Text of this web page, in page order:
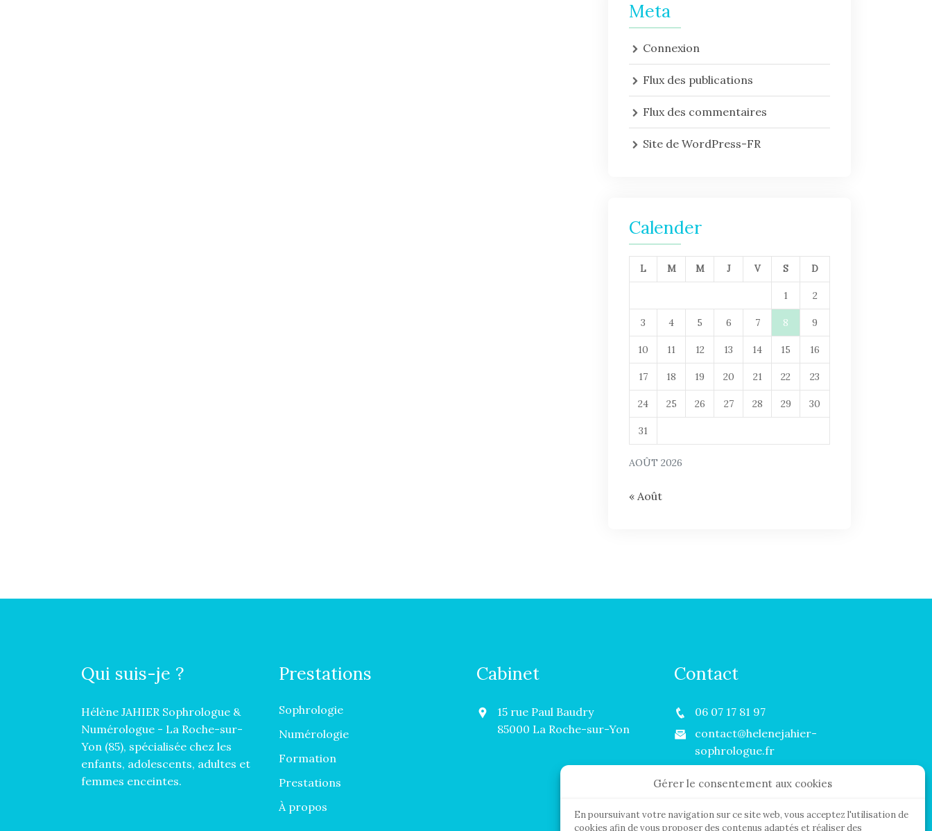
Gérer le consentement aux cookies
En poursuivant votre navigation sur ce site web, vous acceptez l'utilisation de
cookies afin de vous proposer des contenus adaptés et réaliser des
Meta
Connexion
Flux des publications
Flux des commentaires
Site de WordPress-FR
Calender
AOÛT 2026
L M M J V S D
1 2
3 4 5 6 7 8 9
10 11 12 13 14 15 16
17 18 19 20 21 22 23
24 25 26 27 28 29 30
31
« Août
Qui suis-je ?
Hélène JAHIER Sophrologue &
Numérologue - La Roche-sur-
Yon (85), spécialisée chez les
enfants, adolescents, adultes et
femmes enceintes.
Prestations
Sophrologie
Numérologie
Formation
Prestations
À propos
Cabinet
15 rue Paul Baudry
85000 La Roche-sur-Yon
Contact
06 07 17 81 97
contact@helenejahier-
sophrologue.fr
09H00 - 18H00